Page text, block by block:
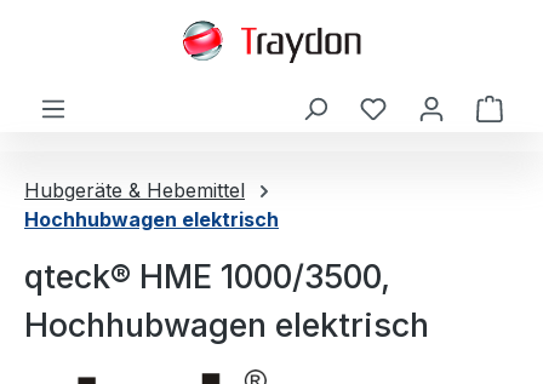
Hubgeräte & Hebemittel
Hochhubwagen elektrisch
qteck® HME 1000/3500,
Hochhubwagen elektrisch